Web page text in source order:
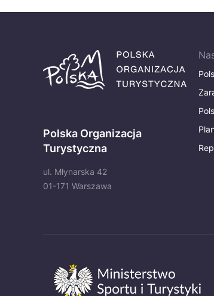
Polska Organizacja
Turystyczna
ul. Młynarska 42
01-171 Warszawa